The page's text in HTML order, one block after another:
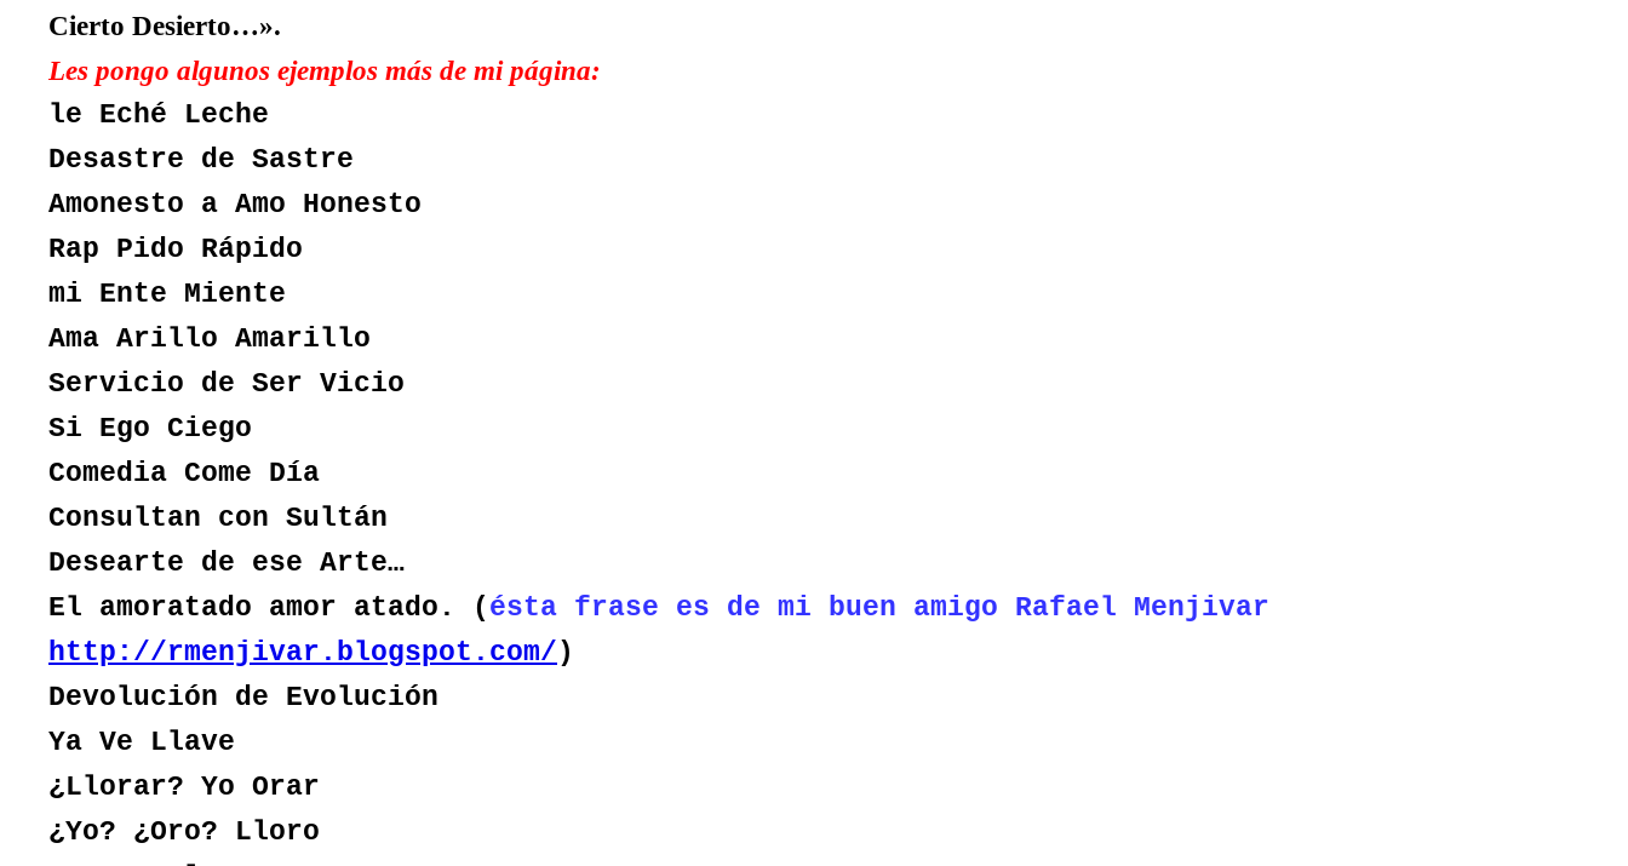
Cierto Desierto…».
Les pongo algunos ejemplos más de mi página:
le Eché Leche
Desastre de Sastre
Amonesto a Amo Honesto
Rap Pido Rápido
mi Ente Miente
Ama Arillo Amarillo
Servicio de Ser Vicio
Si Ego Ciego
Comedia Come Día
Consultan con Sultán
Desearte de ese Arte…
El amoratado amor atado. (ésta frase es de mi buen amigo Rafael Menjivar
http://rmenjivar.blogspot.com/ )
Devolución de Evolución
Ya Ve Llave
¿Llorar? Yo Orar
¿Yo? ¿Oro? Lloro